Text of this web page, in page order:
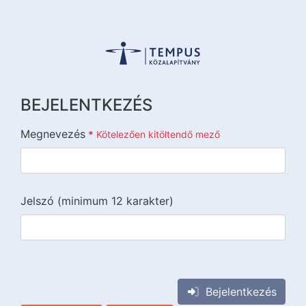
BEJELENTKEZÉS
Megnevezés * Kötelezően kitöltendő mező
Jelszó (minimum 12 karakter)
Bejelentkezés